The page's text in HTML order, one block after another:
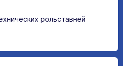
рольставней